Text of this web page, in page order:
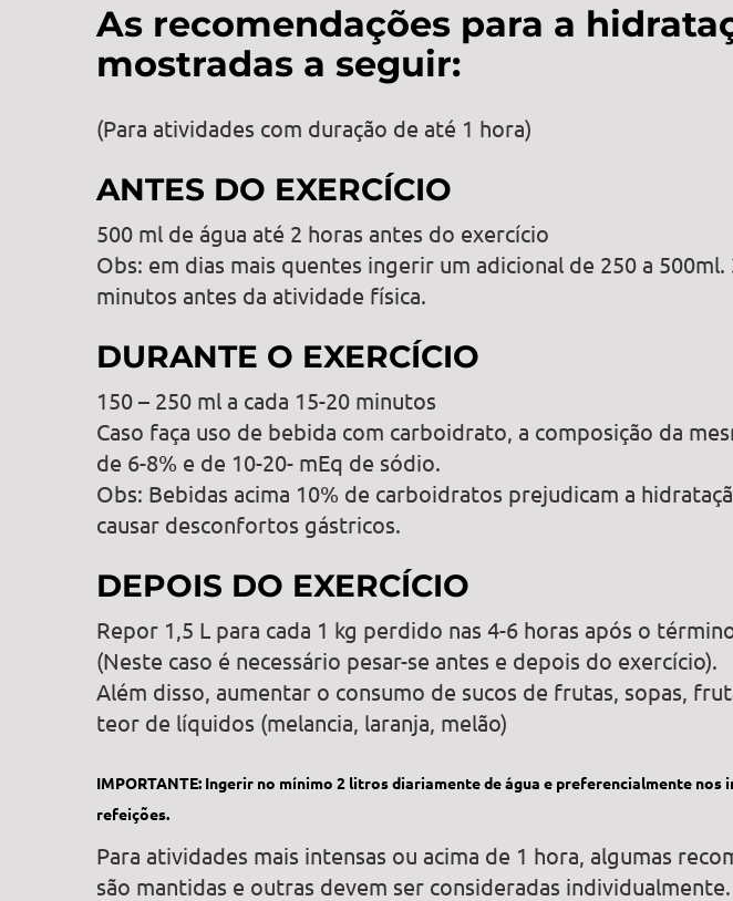
As recomendações para a
mostradas a seguir:
(Para atividades com duração de até 1 hora)
ANTES DO EXERCÍCIO
500 ml de água até 2 horas antes do exercício
Obs: em dias mais quentes ingerir um adicional de 250 a 500ml.
minutos antes da atividade física.
DURANTE O EXERCÍCIO
150 – 250 ml a cada 15-20 minutos
Caso faça uso de bebida com carboidrato, a composição da
de 6-8% e de 10-20- mEq de sódio.
Obs: Bebidas acima 10% de carboidratos prejudicam a
causar desconfortos gástricos.
DEPOIS DO EXERCÍCIO
Repor 1,5 L para cada 1 kg perdido nas 4-6 horas após o
(Neste caso é necessário pesar-se antes e depois do exercício).
Além disso, aumentar o consumo de sucos de frutas, sopas,
teor de líquidos (melancia, laranja, melão)
IMPORTANTE: Ingerir no mínimo 2 litros diariamente de água e preferencialmente nos
refeições.
Para atividades mais intensas ou acima de 1 hora, algumas
são mantidas e outras devem ser consideradas